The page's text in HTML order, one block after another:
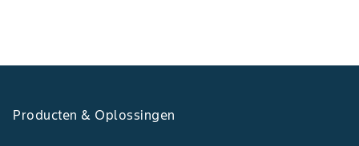
Producten & Oplossingen